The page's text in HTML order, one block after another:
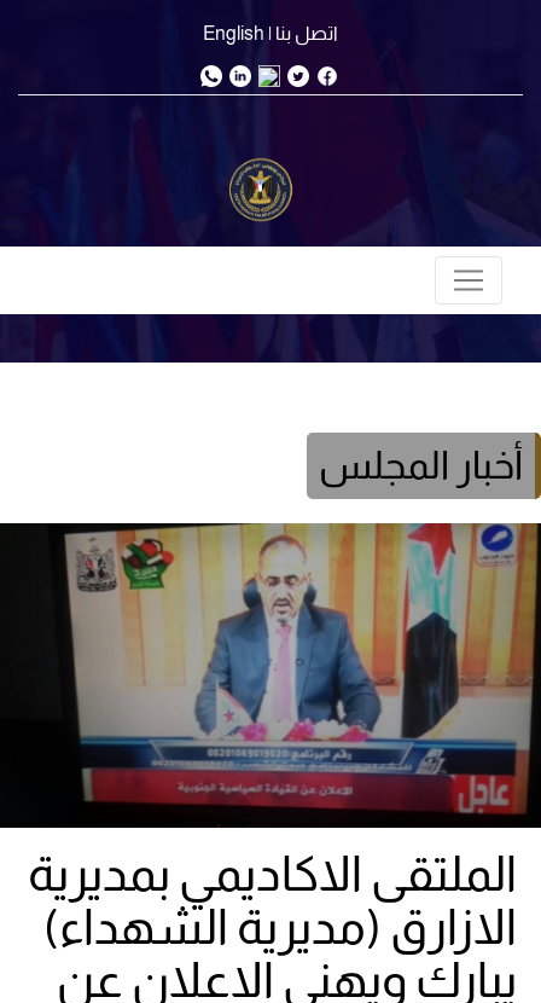
اتصل بنا | English
أخبار المجلس
الملتقى الاكاديمي بمديرية
الازارق (مديرية الشهداء)
يبارك ويهني الاعلان عن